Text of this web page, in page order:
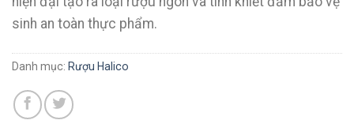
sinh an toàn thực phẩm.
Danh mục: Rượu Halico